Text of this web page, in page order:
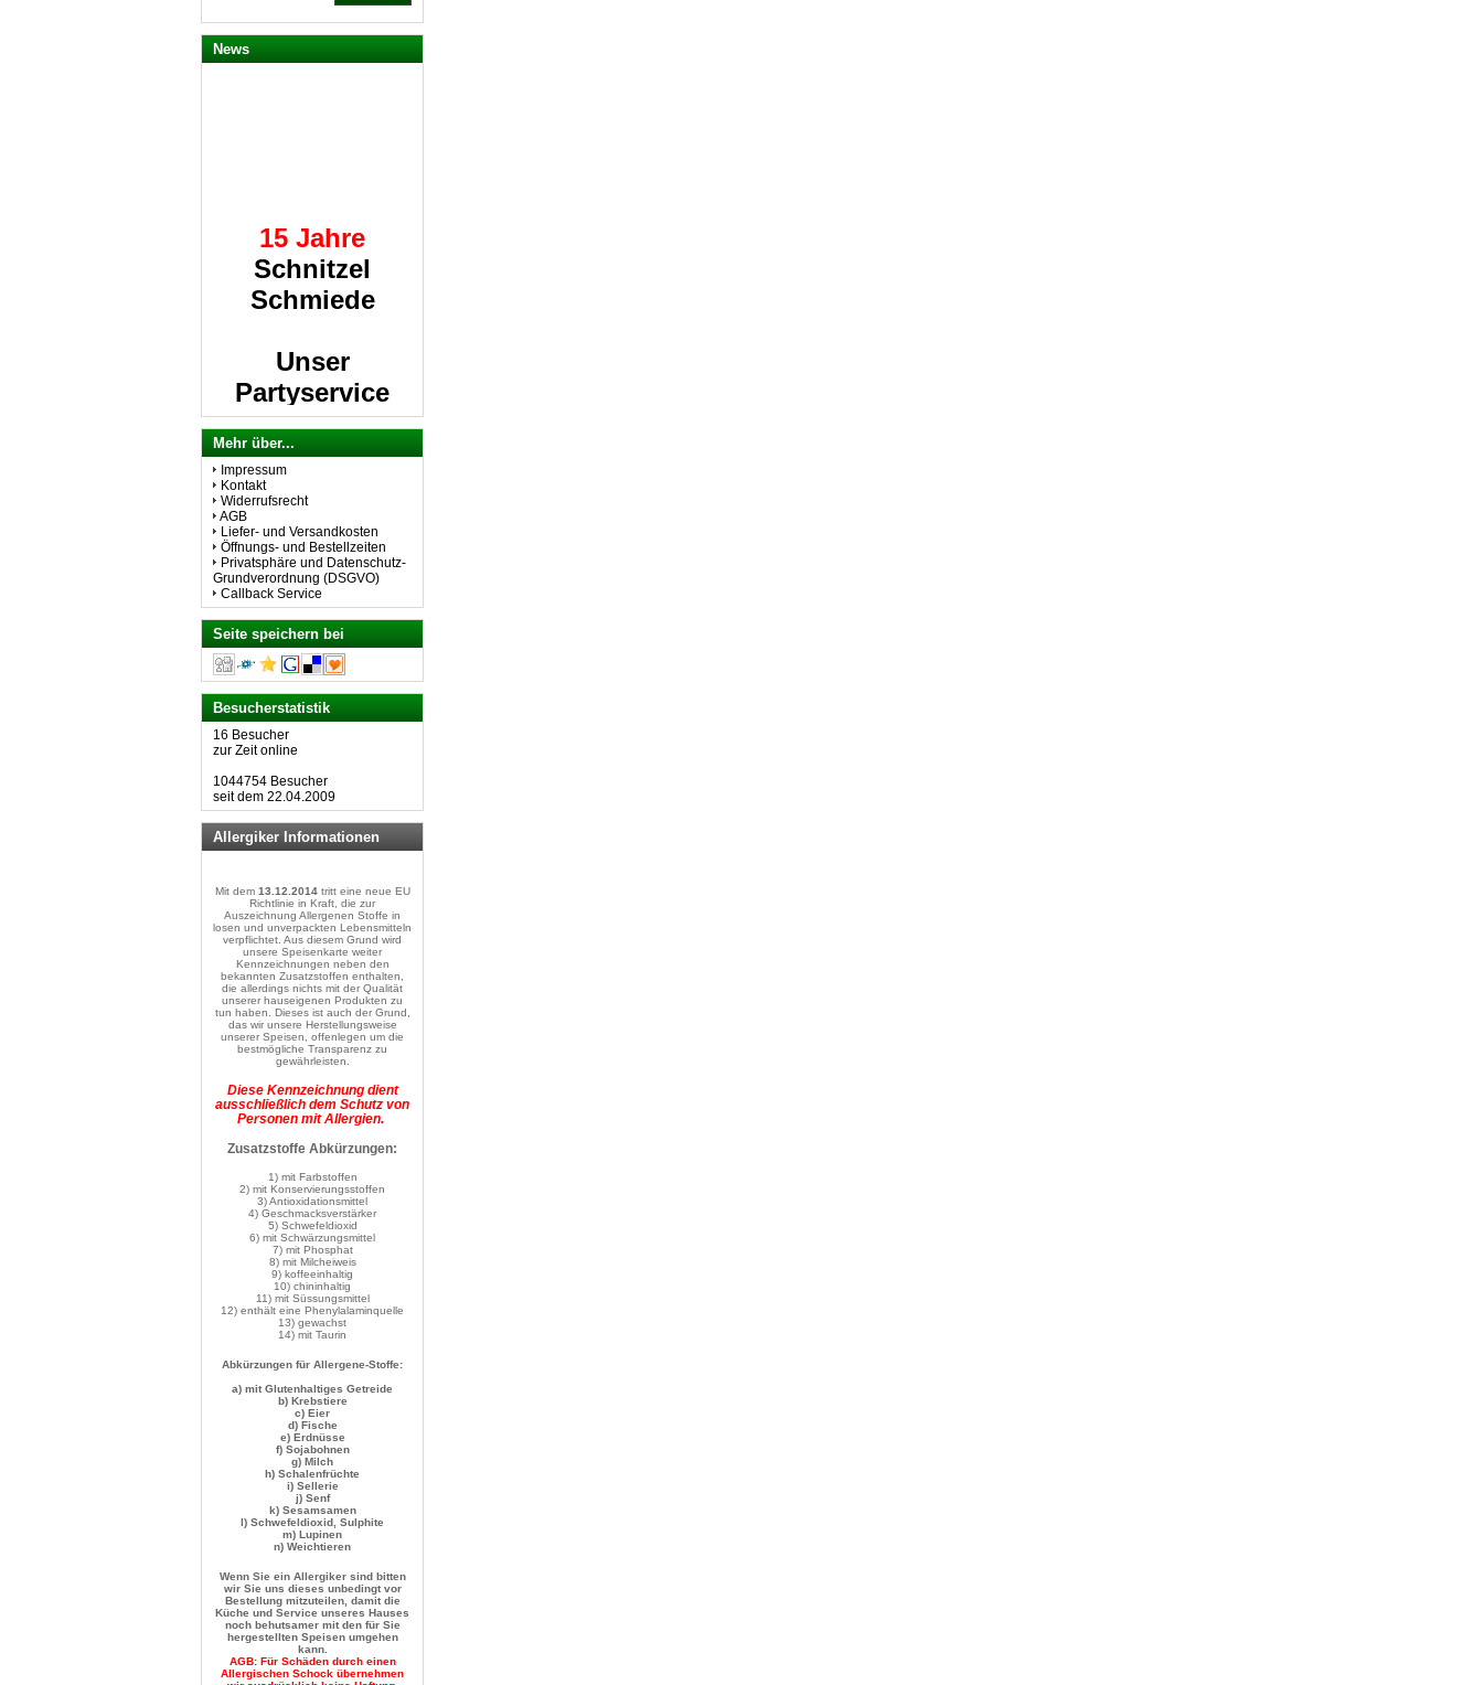
News
Schnitzel
Schmiede
Partyservice
beliefert Sie
gerne.
Alle Schnitzel
auch vom Kalb
Mehr über...
Impressum
Kontakt
Widerrufsrecht
AGB
Liefer- und Versandkosten
Öffnungs- und Bestellzeiten
Privatsphäre und Datenschutz-
Grundverordnung (DSGVO)
Callback Service
Seite speichern bei
Besucherstatistik
16 Besucher
zur Zeit online
1044754 Besucher
seit dem 22.04.2009
Allergiker Informationen
Mit dem 13.12.2014tritt eine neue EU
Richtlinie in Kraft, die zur
Auszeichnung Allergenen Stoffe in
losen und unverpackten Lebensmitteln
verpflichtet. Aus diesem Grund wird
unsere Speisenkarte weiter
Kennzeichnungen neben den
bekannten Zusatzstoffen enthalten,
die allerdings nichts mit der Qualität
unserer hauseigenen Produkten zu
tun haben. Dieses ist auch der Grund,
das wir unsere Herstellungsweise
unserer Speisen, offenlegen um die
bestmögliche Transparenz zu
gewährleisten.
Diese Kennzeichnung dient
ausschließlich dem Schutz von
Personen mit Allergien.
Zusatzstoffe Abkürzungen:
1) mit Farbstoffen
2) mit Konservierungsstoffen
3) Antioxidationsmittel
4) Geschmacksverstärker
5) Schwefeldioxid
6) mit Schwärzungsmittel
7) mit Phosphat
8) mit Milcheiweis
9) koffeeinhaltig
10) chininhaltig
11) mit Süssungsmittel
12) enthält eine Phenylalaminquelle
13) gewachst
14) mit Taurin
Abkürzungen für Allergene-Stoffe:
a) mit Glutenhaltiges Getreide
b) Krebstiere
c) Eier
d) Fische
e) Erdnüsse
f) Sojabohnen
g) Milch
h) Schalenfrüchte
i) Sellerie
j) Senf
k) Sesamsamen
n) Weichtieren
Wenn Sie ein Allergiker sind bitten
wir Sie uns dieses unbedingt vor
Bestellung mitzuteilen, damit die
Küche und Service unseres Hauses
noch behutsamer mit den für Sie
hergestellten Speisen umgehen
kann.
AGB: Für Schäden durch einen
Allergischen Schock übernehmen